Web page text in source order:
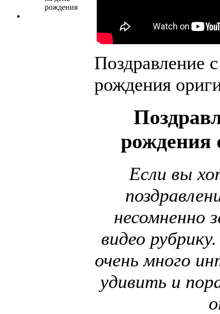
Поздравление
рождения
рождения
Если вы
несомненно
видео
очень много
удивить и